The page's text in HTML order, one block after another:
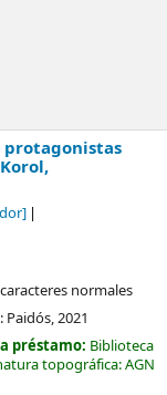
protagonistas
caracteres normales
Paidós,2021
préstamo: Biblioteca
topográfica:AGN